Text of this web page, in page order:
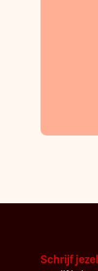
Schrijf